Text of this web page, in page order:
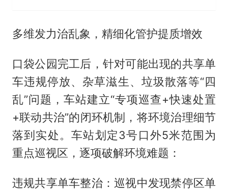
多维发力治乱象，精细化管护提质增效
口袋公园完工后，针对可能出现的共享单
车违规停放、杂草滋生、垃圾散落等“四
乱”问题，车站建立“专项巡查+快速处置
+联动共治”的闭环机制，将环境治理细节
落到实处。车站划定3号口外5米范围为
重点巡视区，逐项破解环境难题：
违规共享单车整治：巡视中发现禁停区单